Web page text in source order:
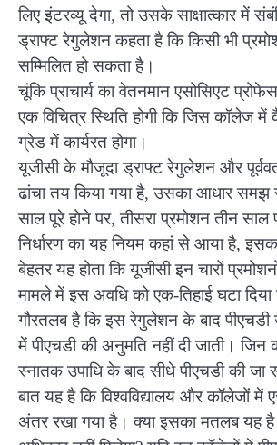
लिए इंटरव्यू देगा, तो उसके साक्षात्कार में
ड्राफ्ट रेगुलेशन कहता है कि किसी भी
सम्मिलित हो सकता है।
चूंकि प्राचार्य का वेतनमान एसोसिएट
एक विचित्र स्थिति होगी कि जिस कॉलेज
ग्रेड में कार्यरत होगा।
यूजीसी के मौजूदा ड्राफ्ट रेगुलेशन और
ढांचा तय किया गया है, उसका आधार समझ
साल पूरे होने पर, तीसरा प्रमोशन तीन
निर्धारण का यह नियम कहां से आया है,
बेहतर यह होता कि यूजीसी इन चारों
मामले में इस अवधि को एक-तिहाई घटा दिया
गौरतलब है कि इस रेगुलेशन के बाद
में पीएचडी की अनुमति नहीं दी जाती। जिन
स्नातक उपाधि के बाद सीधे पीएचडी की
बात यह है कि विश्वविद्यालय और कॉलेजों
अंतर रखा गया है। क्या इसका मतलब यह है